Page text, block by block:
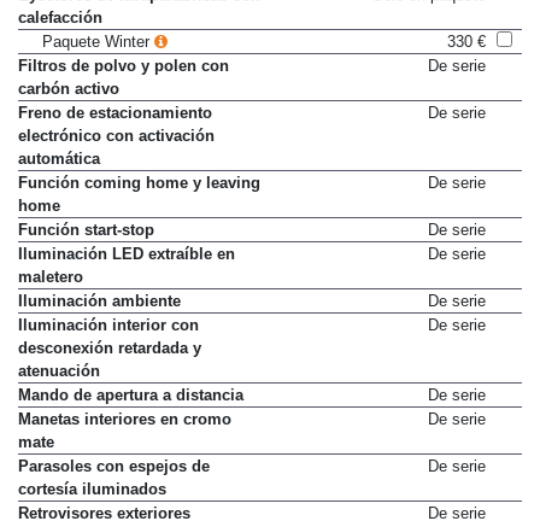
Eyectores de lavaparabrisas con
calefacción
Paquete Winter
330 €
Filtros de polvo y polen con
carbón activo
Freno de estacionamiento
electrónico con activación
automática
Función coming home y leaving
home
Función start-stop
De serie
Iluminación LED extraíble en
maletero
Iluminación ambiente
De serie
Iluminación interior con
desconexión retardada y
atenuación
Mando de apertura a distancia
De serie
Manetas interiores en cromo
mate
Parasoles con espejos de
cortesía iluminados